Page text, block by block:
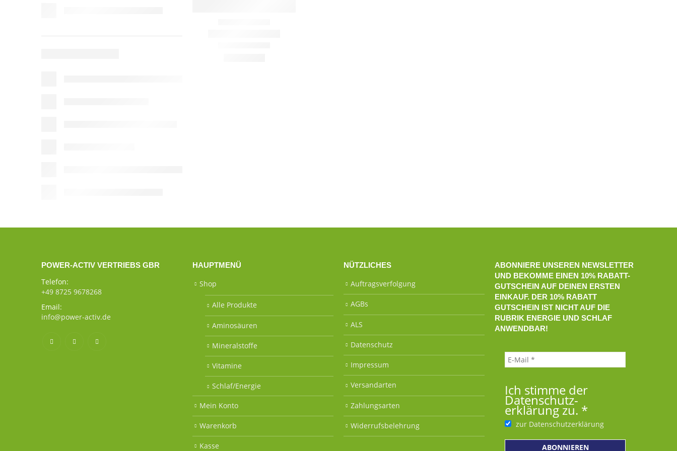
POWER-ACTIV VERTRIEBS GBR
Telefon:
+49 8725 9678268
Email:
info@power-activ.de
HAUPTMENÜ
Shop
Alle Produkte
Aminosäuren
Mineralstoffe
Vitamine
Schlaf/Energie
Mein Konto
Warenkorb
Kasse
NÜTZLICHES
Auftragsverfolgung
AGBs
ALS
Datenschutz
Impressum
Versandarten
Zahlungsarten
Widerrufsbelehrung
ABONNIERE UNSEREN NEWSLETTER
UND BEKOMME EINEN 10% RABATT-
GUTSCHEIN AUF DEINEN ERSTEN
EINKAUF. DER 10% RABATT
GUTSCHEIN IST NICHT AUF DIE
RUBRIK ENERGIE UND SCHLAF
ANWENDBAR!
Ich stimme der
Datenschutz­
erklärung zu. *
zur Datenschutzerklärung